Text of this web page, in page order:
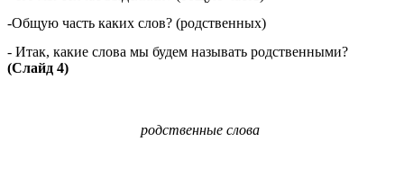
-Общую часть каких слов? (родственных)
- Итак, какие слова мы будем называть родственными?
(Слайд 4)
родственные слова